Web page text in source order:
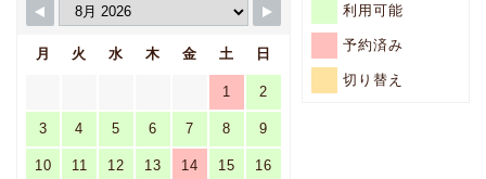
利用可能
予約済み
切り替え
月 火 水 木 金 土 日
1 2
3 4 5 6 7 8 9
10 11 12 13 14 15 16
出張着付け・・・【簡単
なヘアセットいたしま
す・車いす着付け・ドレ
ス着付けもできます】
グループレッスン・・・
【お友達と一緒に楽しく